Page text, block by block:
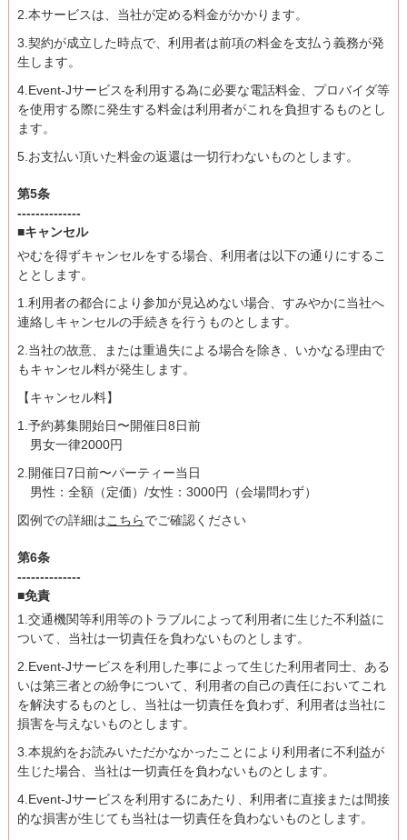
2.本サービスは、当社が定める料金がかかります。
3.契約が成立した時点で、利用者は前項の料金を支払う義務が発
生します。
4.Event-Jサービスを利用する為に必要な電話料金、プロバイダ等
を使用する際に発生する料金は利用者がこれを負担するものとし
ます。
5.お支払い頂いた料金の返還は一切行わないものとします。
第5条
--------------
■キャンセル
やむを得ずキャンセルをする場合、利用者は以下の通りにするこ
ととします。
1.利用者の都合により参加が見込めない場合、すみやかに当社へ
連絡しキャンセルの手続きを行うものとします。
2.当社の故意、または重過失による場合を除き、いかなる理由で
もキャンセル料が発生します。
【キャンセル料】
1.予約募集開始日〜開催日8日前
男女一律2000円
2.開催日7日前〜パーティー当日
男性：全額（定価）/女性：3000円（会場問わず）
図例での詳細はこちらでご確認ください
第6条
--------------
■免責
1.交通機関等利用等のトラブルによって利用者に生じた不利益に
ついて、当社は一切責任を負わないものとします。
2.Event-Jサービスを利用した事によって生じた利用者同士、ある
いは第三者との紛争について、利用者の自己の責任においてこれ
を解決するものとし、当社は一切責任を負わず、利用者は当社に
損害を与えないものとします。
3.本規約をお読みいただかなかったことにより利用者に不利益が
生じた場合、当社は一切責任を負わないものとします。
4.Event-Jサービスを利用するにあたり、利用者に直接または間接
的な損害が生じても当社は一切責任を負わないものとします。